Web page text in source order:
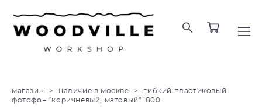
магазин > наличие в москве >
гибкий пластиковый
фотофон "коричневый, матовый" l800